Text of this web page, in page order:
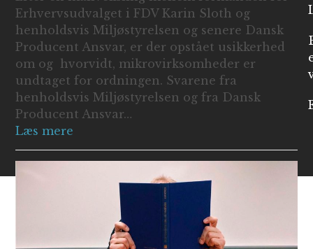
Erhvervsudvalget i FDV Karin Sloth og
henholdsvis Miljøstyrelsen og senere Dansk
Producent Ansvar, er der opstået usikkerhed
om og hvorvidt, mikrovirksomheder er
undtaget for ordningen. Svarene fra
henholdsvis Miljøstyrelsen og fra Dansk
Producent Ansvar…
Læs mere